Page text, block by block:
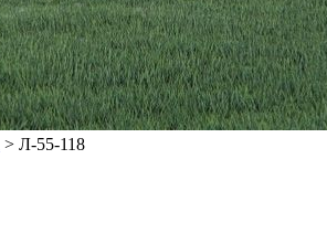
> Л-55-118